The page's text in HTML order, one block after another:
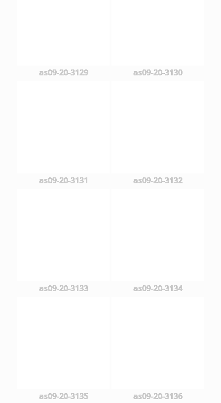
as09-20-3129 as09-20-3130
as09-20-3131 as09-20-3132
as09-20-3133 as09-20-3134
as09-20-3135 as09-20-3136